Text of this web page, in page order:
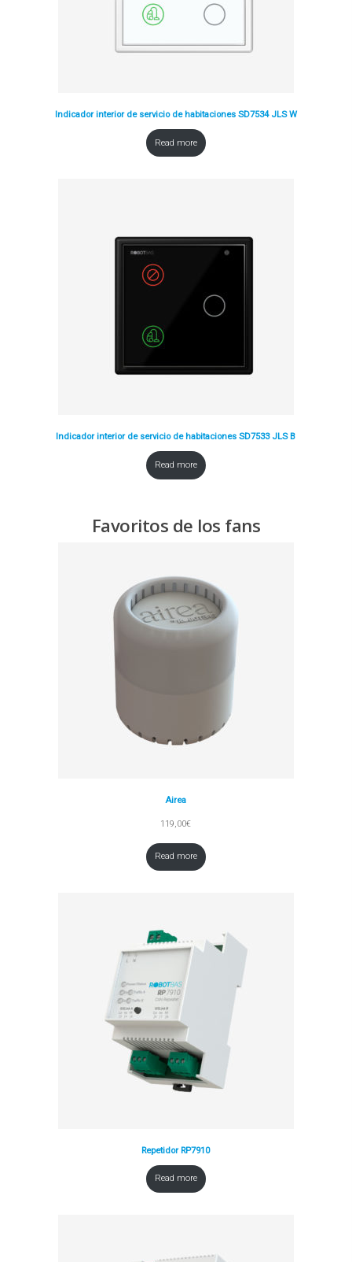
Indicador interior de servicio de habitaciones SD7534 JLS W
Read more
Indicador interior de servicio de habitaciones SD7533 JLS B
Read more
Favoritos de los fans
Airea
119,00€
Read more
Repetidor RP7910
Read more